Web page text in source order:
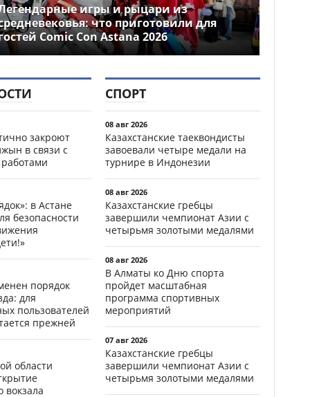
игры и рыцари из
что приготовили для
Comic Con Astana 2026
закроют
в связи с
в Астане
безопасности
порядок
для
пользователей
прежней
области
вокзала
СПОРТ
08 авг 2026
Казахстанские таеквондисты
завоевали четыре медали на
турнире в Индонезии
08 авг 2026
Казахстанские гребцы
завершили чемпионат Азии с
четырьмя золотыми медалями
08 авг 2026
В Алматы ко Дню спорта
пройдет масштабная
программа спортивных
мероприятий
07 авг 2026
Казахстанские гребцы
завершили чемпионат Азии с
четырьмя золотыми медалями